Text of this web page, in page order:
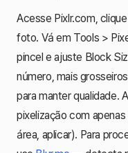
Acesse Pixlr.com,
foto. Vá em Tools >
pincel e ajuste Block
número, mais
para manter qualidade.
pixelização com
área, aplicar). Para